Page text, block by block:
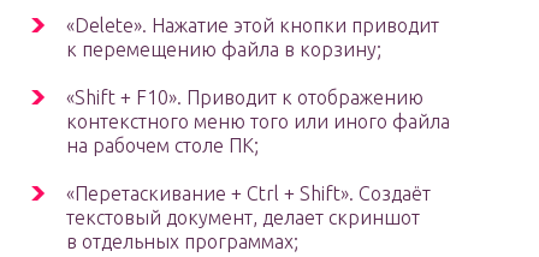
«Delete». Нажатие этой кнопки приводит
к перемещению файла в корзину;
«Shift + F10». Приводит к отображению
контекстного меню того или иного файла
на рабочем столе ПК;
«Перетаскивание + Ctrl + Shift». Создаёт
текстовый документ, делает скриншот
в отдельных программах;